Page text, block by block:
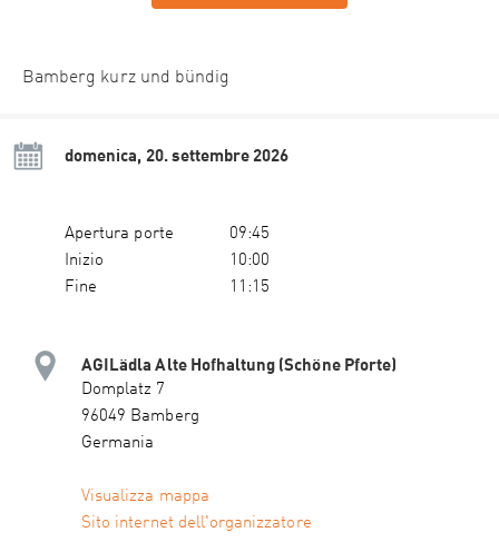
Bamberg kurz und bündig
domenica, 20. settembre 2026
Apertura porte
09:45
Inizio
10:00
Fine
11:15
AGILädla Alte Hofhaltung (Schöne Pforte)
Domplatz 7
96049 Bamberg
Germania
Visualizza mappa
Sito internet dell'organizzatore